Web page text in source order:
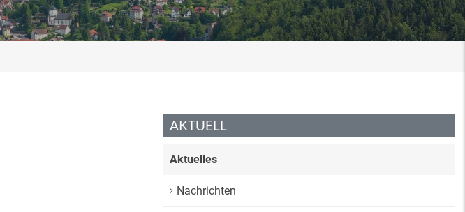
AKTUELL
Aktuelles
Nachrichten